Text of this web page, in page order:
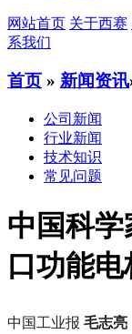
网站首页 关于西赛
系我们
首页 » 新闻资讯
公司新闻
行业新闻
技术知识
常见问题
中国科
口功能电
中国工业报 毛志亮